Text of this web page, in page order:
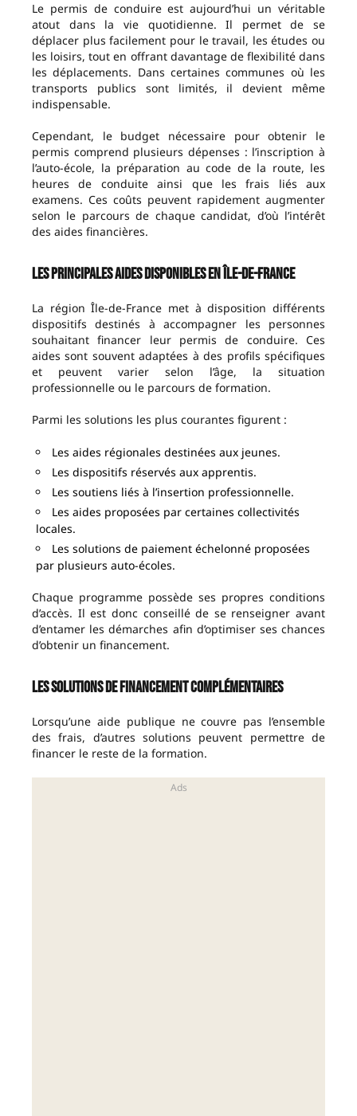
Le permis de conduire est aujourd’hui un véritable
atout dans la vie quotidienne. Il permet de se
déplacer plus facilement pour le travail, les études ou
les loisirs, tout en offrant davantage de flexibilité dans
les déplacements. Dans certaines communes où les
transports publics sont limités, il devient même
indispensable.
Cependant, le budget nécessaire pour obtenir le
permis comprend plusieurs dépenses : l’inscription à
l’auto-école, la préparation au code de la route, les
heures de conduite ainsi que les frais liés aux
examens. Ces coûts peuvent rapidement augmenter
selon le parcours de chaque candidat, d’où l’intérêt
des aides financières.
Les principales aides disponibles en Île-de-France
La région Île-de-France met à disposition différents
dispositifs destinés à accompagner les personnes
souhaitant financer leur permis de conduire. Ces
aides sont souvent adaptées à des profils spécifiques
et peuvent varier selon l’âge, la situation
professionnelle ou le parcours de formation.
Parmi les solutions les plus courantes figurent :
Les aides régionales destinées aux jeunes.
Les dispositifs réservés aux apprentis.
Les soutiens liés à l’insertion professionnelle.
Les aides proposées par certaines collectivités
locales.
Les solutions de paiement échelonné proposées
par plusieurs auto-écoles.
Chaque programme possède ses propres conditions
d’accès. Il est donc conseillé de se renseigner avant
d’entamer les démarches afin d’optimiser ses chances
d’obtenir un financement.
Les solutions de financement complémentaires
Lorsqu’une aide publique ne couvre pas l’ensemble
des frais, d’autres solutions peuvent permettre de
financer le reste de la formation.